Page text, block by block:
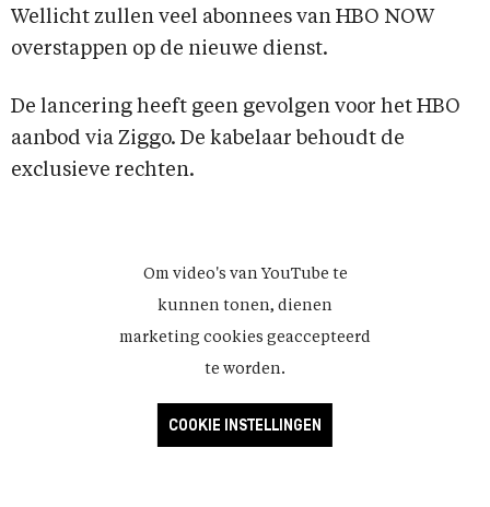
Wellicht zullen veel abonnees van HBO NOW
overstappen op de nieuwe dienst.
De lancering heeft geen gevolgen voor het HBO
aanbod via Ziggo. De kabelaar behoudt de
exclusieve rechten.
Om video's van YouTube te
kunnen tonen, dienen
marketing cookies geaccepteerd
te worden.
COOKIE INSTELLINGEN